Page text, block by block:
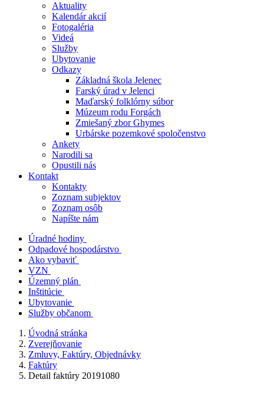
Aktuality
Kalendár akcií
Fotogaléria
Videá
Služby
Ubytovanie
Odkazy
Základná škola Jelenec
Farský úrad v Jelenci
Maďarský folklórny súbor
Múzeum rodu Forgách
Zmiešaný zbor Ghymes
Urbárske pozemkové spoločenstvo
Ankety
Narodili sa
Opustili nás
Kontakt
Kontakty
Zoznam subjektov
Zoznam osôb
Napíšte nám
Úradné hodiny
Odpadové hospodárstvo
Ako vybaviť
VZN
Územný plán
Inštitúcie
Ubytovanie
Služby občanom
Úvodná stránka
Zverejňovanie
Zmluvy, Faktúry, Objednávky
Faktúry
Detail faktúry 20191080